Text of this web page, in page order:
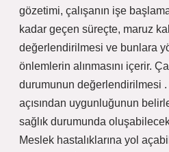
gözetimi, çalışanın işe
kadar geçen süreçte, maruz
değerlendirilmesi ve bunlara
önlemlerin alınmasını içerir.
durumunun değerlendirilmesi .
açısından uygunluğunun
sağlık durumunda
Meslek hastalıklarına yol